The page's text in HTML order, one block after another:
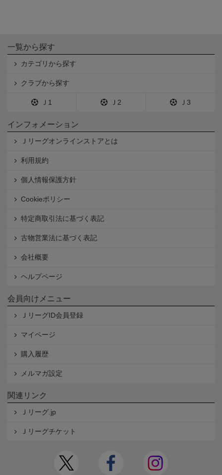
一覧から探す
カテゴリから探す
クラブから探す
Ｊ1 Ｊ2 Ｊ3
インフォメーション
Ｊリーグオンラインストアとは
利用規約
個人情報保護方針
Cookieポリシー
特定商取引法に基づく表記
古物営業法に基づく表記
会社概要
ヘルプページ
会員向けメニュー
ＪリーグID会員登録
マイページ
購入履歴
メルマガ設定
関連リンク
Ｊリーグ.jp
Ｊリーグチケット